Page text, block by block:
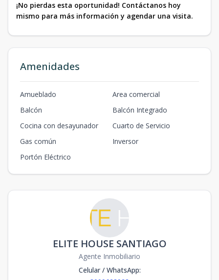
¡No pierdas esta oportunidad! Contáctanos hoy
mismo para más información y agendar una visita.
Amenidades
Amueblado
Area comercial
Balcón
Balcón Integrado
Cocina con desayunador
Cuarto de Servicio
Gas común
Inversor
Portón Eléctrico
ELITE HOUSE SANTIAGO
Agente Inmobiliario
Celular / WhatsApp: